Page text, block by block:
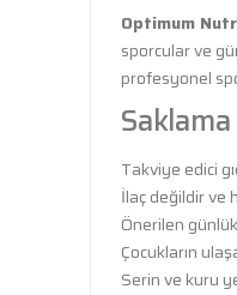
Optimum
sporcular ve
profesyonel
Takviye edici
İlaç değildir ve
Önerilen
Çocukların
Serin ve kuru